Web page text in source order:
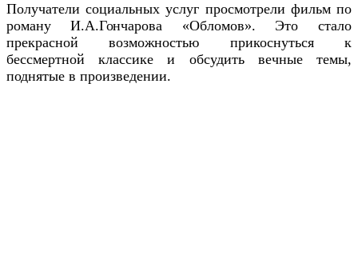
Получатели социальных услуг просмотрели фильм по
роману И.А.Гончарова «Обломов». Это стало
прекрасной возможностью прикоснуться к
бессмертной классике и обсудить вечные темы,
поднятые в произведении.